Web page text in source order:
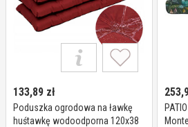
133,89 zł
Poduszka ogrodowa na ławkę
huśtawkę wodoodporna 120x38